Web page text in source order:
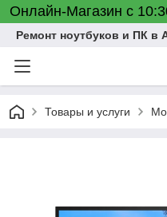
Онлайн-Магазин с
Ремонт ноутбуков и ПК в
Товары и услуги